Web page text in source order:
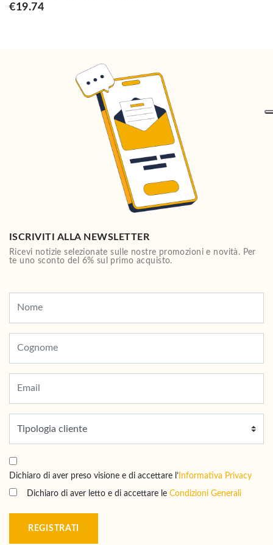
€19.74
ISCRIVITI ALLA NEWSLETTER
Ricevi notizie selezionate sulle nostre promozioni e novità. Per
te uno sconto del 6% sul primo acquisto.
Dichiaro di aver preso visione e di accettare l’ Informativa Privacy
Dichiaro di aver letto e di accettare le Condizioni Generali
REGISTRATI